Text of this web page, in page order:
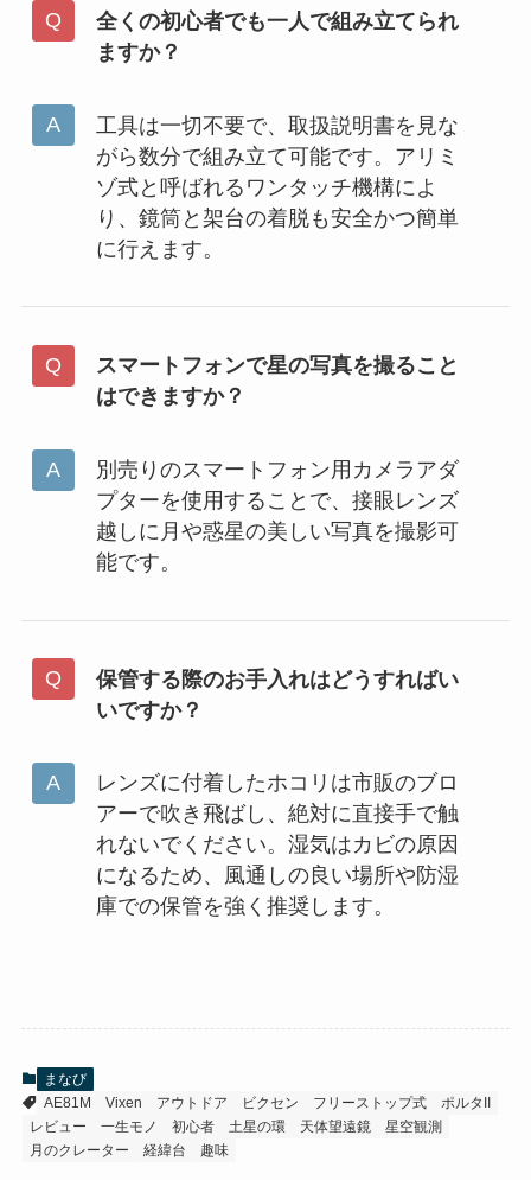
全くの初心者でも一人で組み立てられ
ますか？
工具は一切不要で、取扱説明書を見な
がら数分で組み立て可能です。アリミ
ゾ式と呼ばれるワンタッチ機構によ
り、鏡筒と架台の着脱も安全かつ簡単
に行えます。
スマートフォンで星の写真を撮ること
はできますか？
別売りのスマートフォン用カメラアダ
プターを使用することで、接眼レンズ
越しに月や惑星の美しい写真を撮影可
能です。
保管する際のお手入れはどうすればい
いですか？
レンズに付着したホコリは市販のブロ
アーで吹き飛ばし、絶対に直接手で触
れないでください。湿気はカビの原因
になるため、風通しの良い場所や防湿
庫での保管を強く推奨します。
まなび
AE81M
Vixen アウトドア ビクセン フリーストップ式
ポルタII
レビュー
一生モノ 初心者 土星の環 天体望遠鏡
星空観測
月のクレーター
経緯台 趣味